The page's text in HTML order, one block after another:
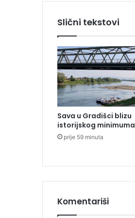
m
e
t
l
u
"
i
n
e
p
u
š
:
k
Slični tekstovi
Sava u Gradišci blizu
istorijskog minimuma
prije 59 minuta
Komentariši